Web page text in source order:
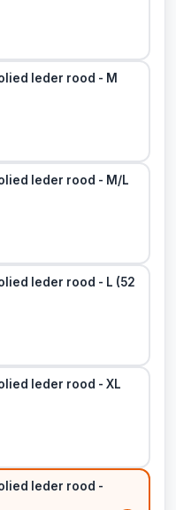
leder rood - M
leder rood - M/L
leder rood - L (52
leder rood - XL
leder rood -